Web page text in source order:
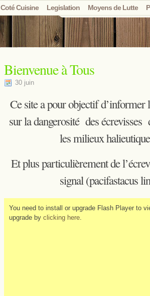
Coté Cuisine Legislation Moyens de Lutte
Bienvenue à Tous
30 juin
Ce site a pour objectif d’informer
sur la dangerosité des écrevisses
les milieux
Et plus particulièrement de
signal (pacifastacus
You need to install or upgrade Flash Player to
upgrade by clicking here.